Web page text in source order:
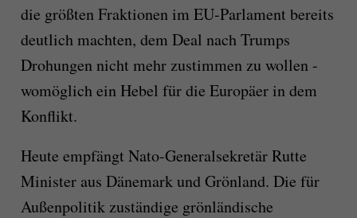
die größten Fraktionen im EU-Parlament bereits
deutlich machten, dem Deal nach Trumps
Drohungen nicht mehr zustimmen zu wollen -
womöglich ein Hebel für die Europäer in dem
Konflikt.
Heute empfängt Nato-Generalsekretär Rutte
Minister aus Dänemark und Grönland. Die für
Außenpolitik zuständige grönländische